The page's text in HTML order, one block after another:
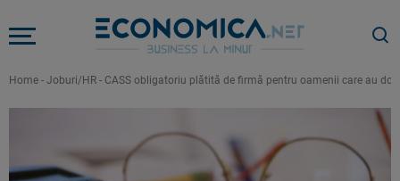
Home - Joburi/HR - CASS obligatoriu plătită de firmă pentru oamenii care au